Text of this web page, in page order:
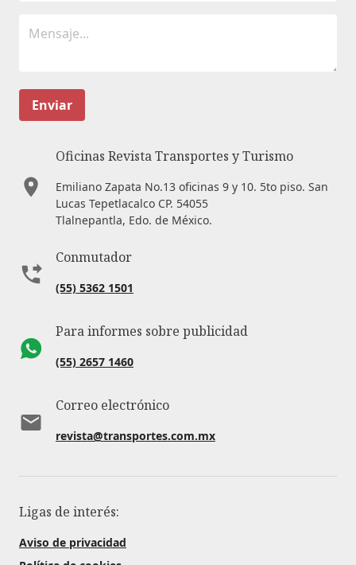
Enviar
Oficinas Revista Transportes y Turismo
Emiliano Zapata No.13 oficinas 9 y 10. 5to piso. San
Lucas Tepetlacalco CP. 54055
Tlalnepantla, Edo. de México.
Conmutador
(55) 5362 1501
Para informes sobre publicidad
(55) 2657 1460
Correo electrónico
revista@transportes.com.mx
Ligas de interés:
Aviso de privacidad